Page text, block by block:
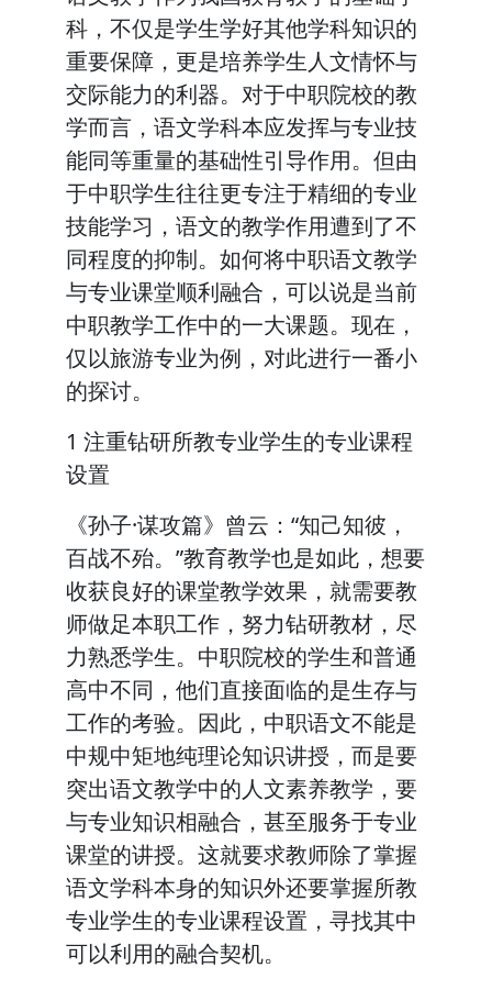
科，不仅是学生学好其他学科知识的
重要保障，更是培养学生人文情怀与
交际能力的利器。对于中职院校的教
学而言，语文学科本应发挥与专业技
能同等重量的基础性引导作用。但由
于中职学生往往更专注于精细的专业
技能学习，语文的教学作用遭到了不
同程度的抑制。如何将中职语文教学
与专业课堂顺利融合，可以说是当前
中职教学工作中的一大课题。现在，
仅以旅游专业为例，对此进行一番小
的探讨。
1 注重钻研所教专业学生的专业课程
设置
《孙子·谋攻篇》曾云：“知己知彼，
百战不殆。”教育教学也是如此，想要
收获良好的课堂教学效果，就需要教
师做足本职工作，努力钻研教材，尽
力熟悉学生。中职院校的学生和普通
高中不同，他们直接面临的是生存与
工作的考验。因此，中职语文不能是
中规中矩地纯理论知识讲授，而是要
突出语文教学中的人文素养教学，要
与专业知识相融合，甚至服务于专业
课堂的讲授。这就要求教师除了掌握
语文学科本身的知识外还要掌握所教
专业学生的专业课程设置，寻找其中
可以利用的融合契机。